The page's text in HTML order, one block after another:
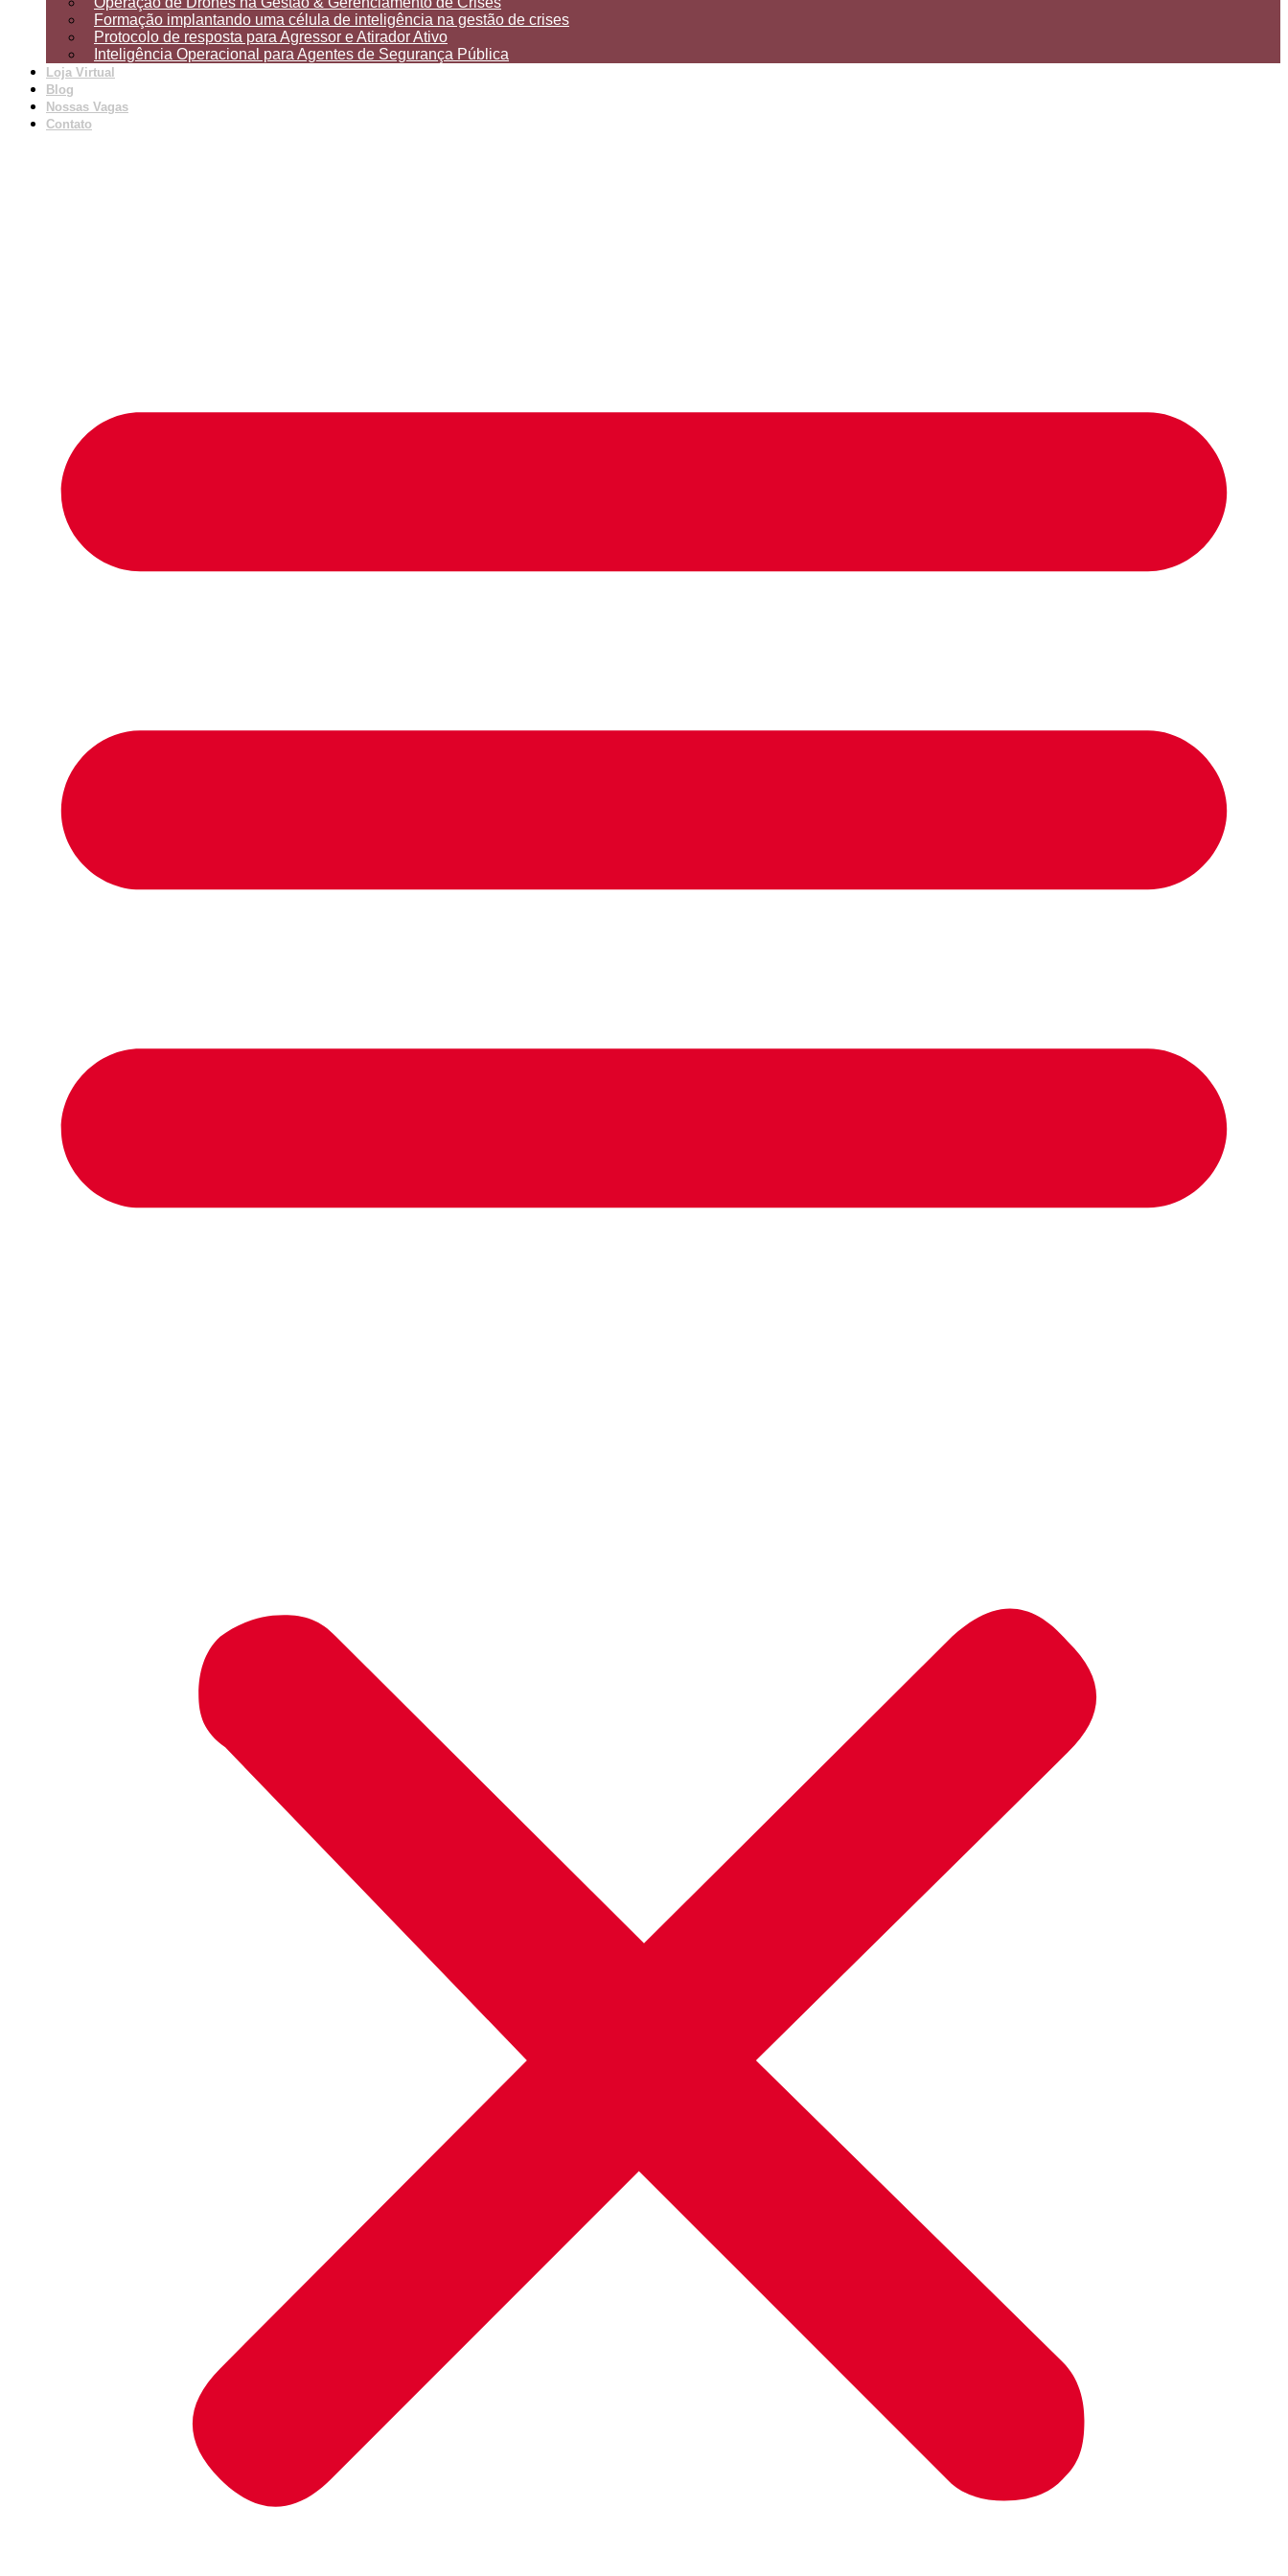
Formação implantando uma célula de inteligência na gestão de crises
Protocolo de resposta para Agressor e Atirador Ativo
Inteligência Operacional para Agentes de Segurança Pública
Loja Virtual
Blog
Nossas Vagas
Contato